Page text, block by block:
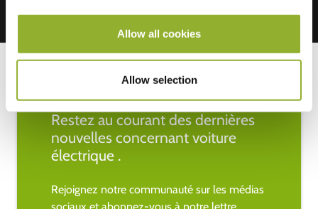
Allow all cookies
Allow selection
Restez au courant des dernières
nouvelles concernant voiture
électrique .
Rejoignez notre communauté sur les médias
sociaux et abonnez-vous à notre lettre